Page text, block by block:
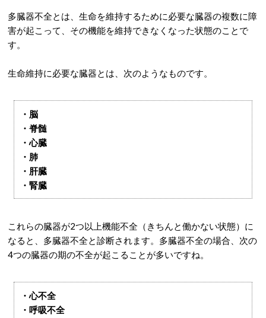
多臓器不全とは、生命を維持するために必要な臓器の複数に障
害が起こって、その機能を維持できなくなった状態のことで
す。
生命維持に必要な臓器とは、次のようなものです。
・脳
・脊髄
・心臓
・肺
・肝臓
・腎臓
これらの臓器が2つ以上機能不全（きちんと働かない状態）に
なると、多臓器不全と診断されます。多臓器不全の場合、次の
4つの臓器の期の不全が起こることが多いですね。
・心不全
・呼吸不全